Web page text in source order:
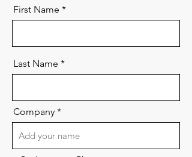
First Name
Last Name
Company